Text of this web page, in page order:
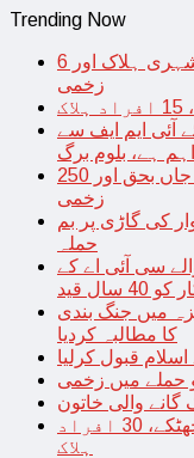
Trending Now
اسرائیل میں میزائل لگنے سے بھارتی شہری ہلاک اور 6
زخمی
آئی ایم ایف سے
ہے، بلوم برگ
بھارت میں مدرسہ مسمار؛ 4 مسلمان جاں بحق اور 250
زخمی
کی گاڑی پر بم
حملہ
سی آئی اے کے
سال قید
میں جنگ بندی
کا مطالبہ کردیا
قبول کرلیا
حملے میں زخمی
جاپان میں ایک دن میں زلزلے کے 155 جھٹکے، 30 افراد
ہلاک